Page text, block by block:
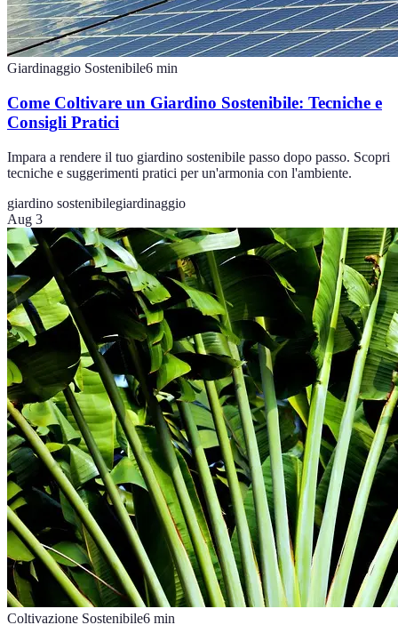
Giardinaggio Sostenibile6 min
Come Coltivare un Giardino Sostenibile: Tecniche e
Consigli Pratici
Impara a rendere il tuo giardino sostenibile passo dopo passo. Scopri
tecniche e suggerimenti pratici per un'armonia con l'ambiente.
giardino sostenibilegiardinaggio
Aug 3
Coltivazione Sostenibile6 min